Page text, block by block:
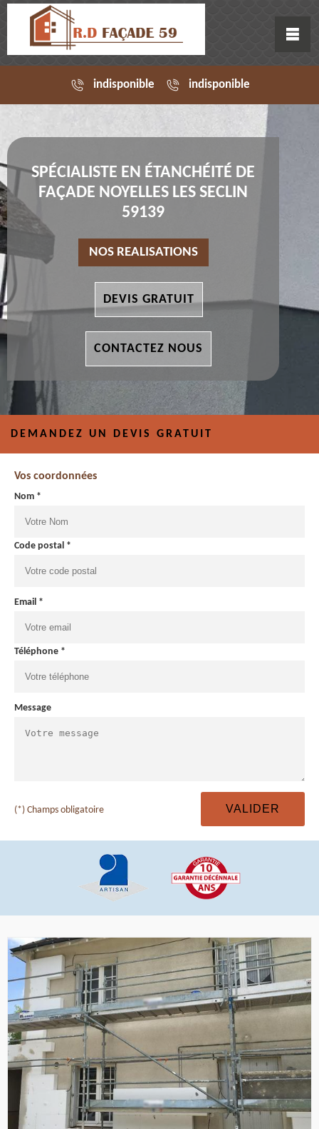
indisponible indisponible
SPÉCIALISTE EN ÉTANCHÉITÉ DE
FAÇADE NOYELLES LES SECLIN
59139
NOS REALISATIONS
DEVIS GRATUIT
CONTACTEZ NOUS
DEMANDEZ UN DEVIS GRATUIT
Vos coordonnées
Nom *
Code postal *
Email *
Téléphone *
Message
(*) Champs obligatoire